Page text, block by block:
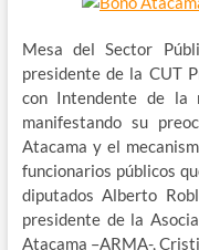
Mesa del Sector
presidente de la CUT
con Intendente de la
manifestando su
Atacama y el
funcionarios públicos
diputados Alberto
presidente de la
Atacama –ARMA-,